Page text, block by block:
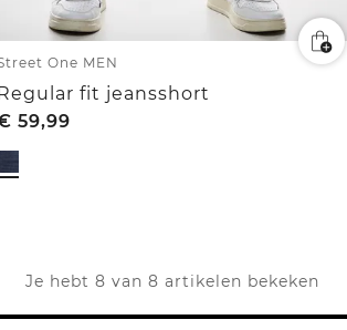
One MEN
fit jeansshort
59,99
Je hebt 8 van 8 artikelen bekeken